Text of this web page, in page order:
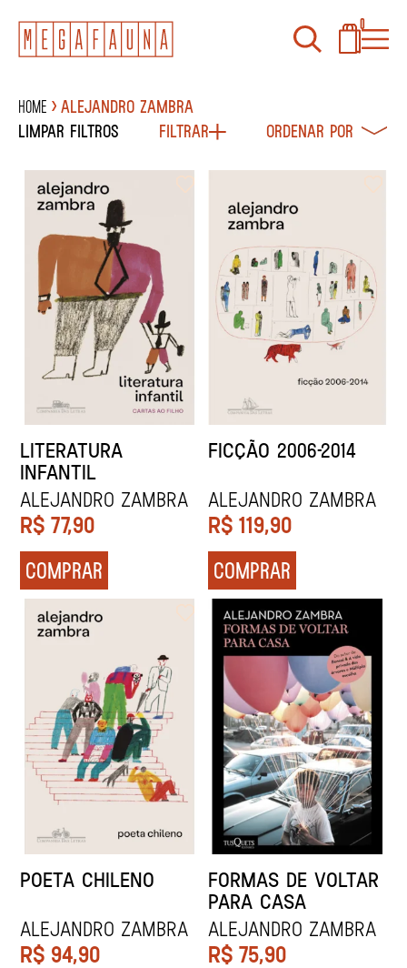
0
Home
Alejandro Zambra
Filtrar
Limpar filtros
LITERATURA
INFANTIL
Alejandro Zambra
R$ 77,90
COMPRAR
FICÇÃO 2006-2014
Alejandro Zambra
R$ 119,90
COMPRAR
POETA CHILENO
Alejandro Zambra
R$ 94,90
FORMAS DE VOLTAR
PARA CASA
Alejandro Zambra
R$ 75,90